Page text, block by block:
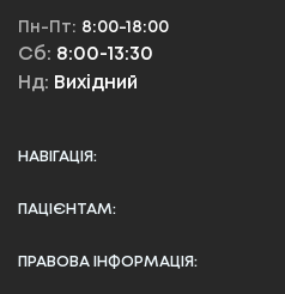
Пн-Пт: 8:00-18:00
Сб: 8:00-13:30
Нд: Вихідний
НАВІГАЦІЯ:
ПАЦІЄНТАМ:
ПРАВОВА ІНФОРМАЦІЯ: